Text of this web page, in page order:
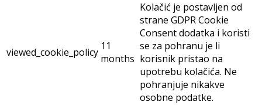
viewed_cookie_policy 11
months
Kolačić je postavljen od
strane GDPR Cookie
Consent dodatka i koristi
se za pohranu je li
korisnik pristao na
upotrebu kolačića. Ne
pohranjuje nikakve
osobne podatke.